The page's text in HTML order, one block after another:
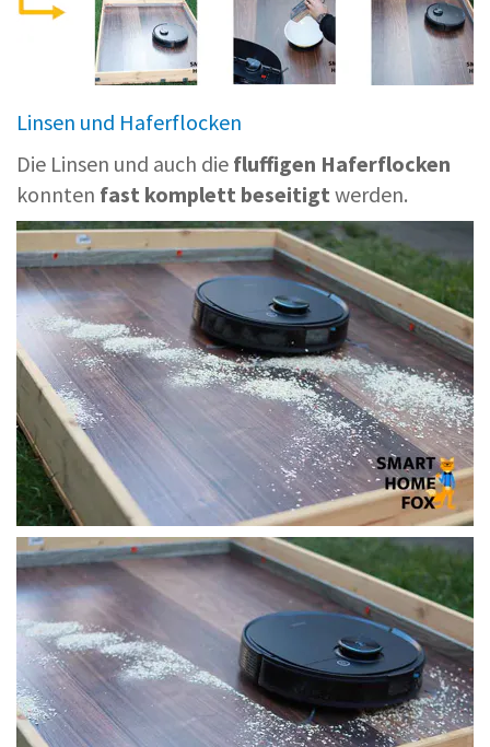
Linsen und Haferflocken
Die Linsen und auch die fluffigen Haferflocken
konnten fast komplett beseitigt werden.